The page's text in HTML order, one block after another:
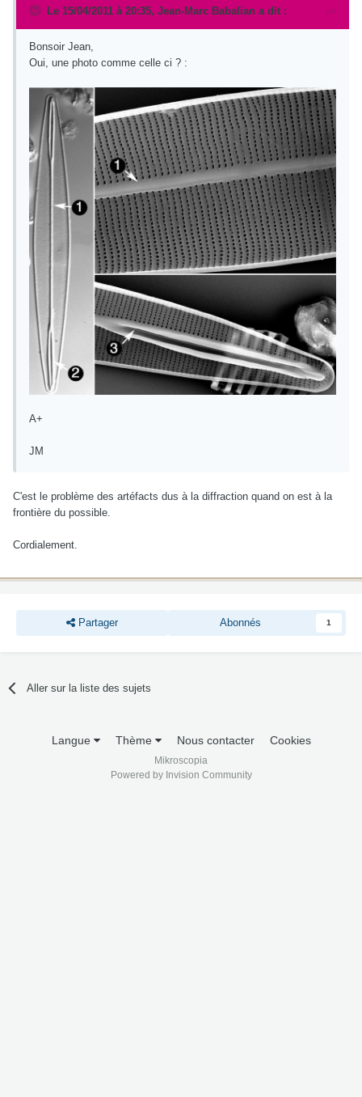
Le 15/04/2011 à 20:35, Jean-Marc Babalian a dit :
Bonsoir Jean,
Oui, une photo comme celle ci ? :
A+
JM
C'est le problème des artéfacts dus à la diffraction quand on est à la
frontière du possible.
Cordialement.
Partager Abonnés 1
Aller sur la liste des sujets
Langue Thème Nous contacter Cookies
Mikroscopia
Powered by Invision Community